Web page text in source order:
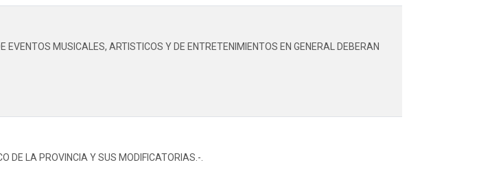
MUSICALES, ARTISTICOS Y DE ENTRETENIMIENTOS EN GENERAL DEBERAN
DE LA PROVINCIA Y SUS MODIFICATORIAS.-.